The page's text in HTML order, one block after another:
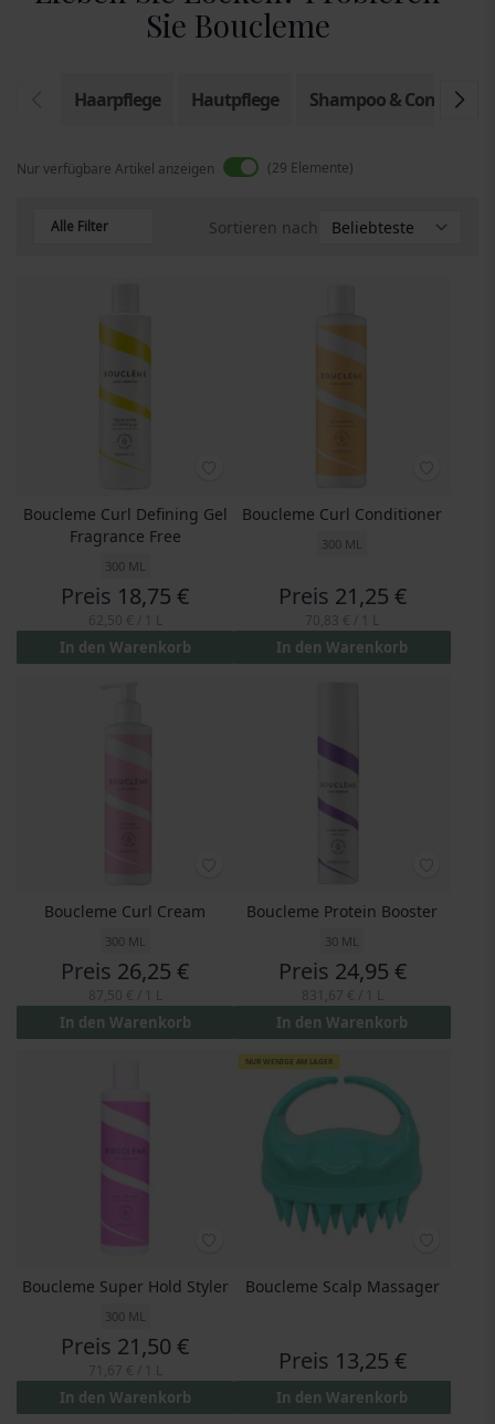
Sie Boucleme
Haarpflege Hautpflege Shampoo &
Nur verfügbare Artikel anzeigen 29 Elemente
Alle Filter Sortieren nach
Boucleme Curl Defining Gel
Fragrance Free
300 ML
Preis 18,75 €
In den Warenkorb
Boucleme Curl Conditioner
300 ML
Preis 21,25 €
In den Warenkorb
Boucleme Curl Cream
300 ML
Preis 26,25 €
In den Warenkorb
Boucleme Protein Booster
30 ML
Preis 24,95 €
In den Warenkorb
Boucleme Super Hold Styler
300 ML
Preis 21,50 €
In den Warenkorb
NUR WENIGE AM LAGER
Boucleme Scalp Massager
Preis 13,25 €
In den Warenkorb